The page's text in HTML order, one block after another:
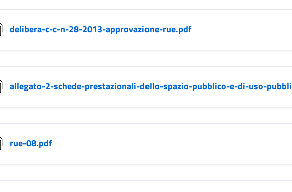
delibera-c-c-n-28-2013-approvazione-rue.pdf
allegato-2-schede-prestazionali-dello-spazio-pubblico-e-di-uso-
rue-08.pdf